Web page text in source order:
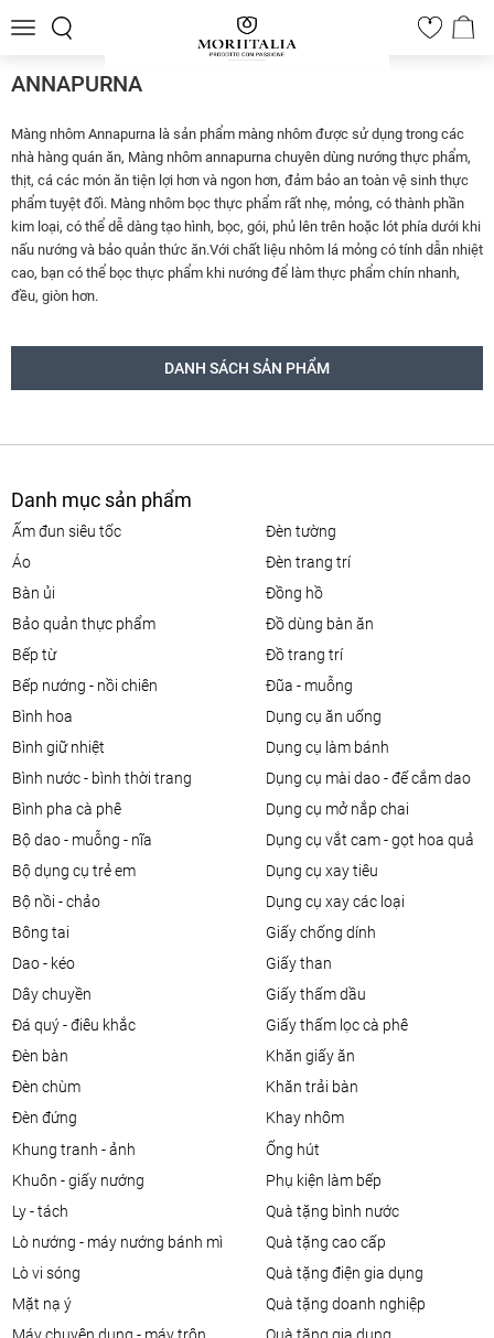
Toggle
0
ANNAPURNA
Màng nhôm Annapurna là sản phẩm màng nhôm được sử dụng trong các
nhà hàng quán ăn, Màng nhôm annapurna chuyên dùng nướng thực phẩm,
thịt, cá các món ăn tiện lợi hơn và ngon hơn, đảm bảo an toàn vệ sinh thực
phẩm tuyệt đối. Màng nhôm bọc thực phẩm rất nhẹ, mỏng, có thành phần
kim loại, có thể dễ dàng tạo hình, bọc, gói, phủ lên trên hoặc lót phía dưới khi
nấu nướng và bảo quản thức ăn.Với chất liệu nhôm lá mỏng có tính dẫn nhiệt
cao, bạn có thể bọc thực phẩm khi nướng để làm thực phẩm chín nhanh,
đều, giòn hơn.
DANH SÁCH SẢN PHẨM
Danh mục sản phẩm
ấm đun siêu tốc
áo
bàn ủi
bảo quản thực phẩm
bếp từ
bếp nướng - nồi chiên
bình hoa
bình giữ nhiệt
bình nước - bình thời trang
bình pha cà phê
bộ dao - muỗng - nĩa
bộ dụng cụ trẻ em
bộ nồi - chảo
bông tai
dao - kéo
dây chuyền
đá quý - điêu khắc
đèn bàn
đèn chùm
đèn đứng
đèn tường
đèn trang trí
đồng hồ
đồ dùng bàn ăn
đồ trang trí
đũa - muỗng
dụng cụ ăn uống
dụng cụ làm bánh
dụng cụ mài dao - đế cắm dao
dụng cụ mở nắp chai
dụng cụ vắt cam - gọt hoa quả
dụng cụ xay tiêu
dụng cụ xay các loại
giấy chống dính
giấy than
giấy thấm dầu
giấy thấm lọc cà phê
khăn giấy ăn
khăn trải bàn
khay nhôm
khung tranh - ảnh
khuôn - giấy nướng
ly - tách
lò nướng - máy nướng bánh mì
lò vi sóng
mặt nạ ý
ống hút
phụ kiện làm bếp
quà tặng bình nước
quà tặng cao cấp
quà tặng điện gia dụng
quà tặng doanh nghiệp